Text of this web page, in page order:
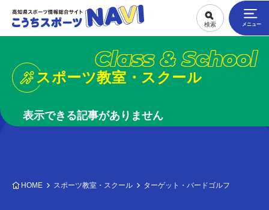
Class & School
スポーツ教室・スクール
表示できる記事がありません
HOME スポーツ教室・スクール ターゲット・バードゴルフ